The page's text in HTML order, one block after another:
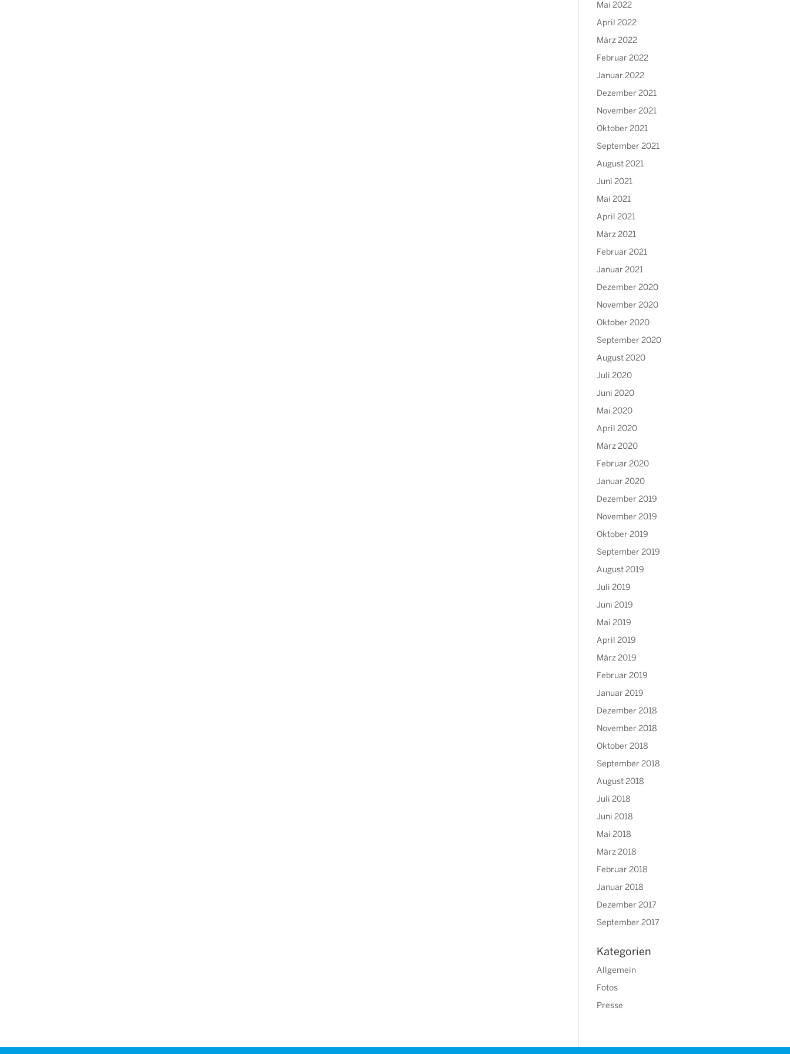
Mai 2022
April 2022
März 2022
Februar 2022
Januar 2022
Dezember 2021
November 2021
Oktober 2021
September 2021
August 2021
Juni 2021
Mai 2021
April 2021
März 2021
Februar 2021
Januar 2021
Dezember 2020
November 2020
Oktober 2020
September 2020
August 2020
Juli 2020
Juni 2020
Mai 2020
April 2020
März 2020
Februar 2020
Januar 2020
Dezember 2019
November 2019
Oktober 2019
September 2019
August 2019
Juli 2019
Juni 2019
Mai 2019
April 2019
März 2019
Februar 2019
Januar 2019
Dezember 2018
November 2018
Oktober 2018
September 2018
August 2018
Juli 2018
Juni 2018
Mai 2018
März 2018
Februar 2018
Januar 2018
Dezember 2017
September 2017
Kategorien
Allgemein
Fotos
Presse